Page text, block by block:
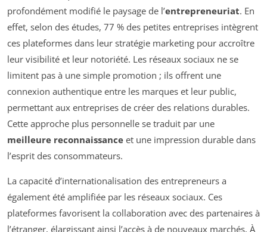
profondément modifié le paysage de l’entrepreneuriat. En
effet, selon des études, 77 % des petites entreprises intègrent
ces plateformes dans leur stratégie marketing pour accroître
leur visibilité et leur notoriété. Les réseaux sociaux ne se
limitent pas à une simple promotion ; ils offrent une
connexion authentique entre les marques et leur public,
permettant aux entreprises de créer des relations durables.
Cette approche plus personnelle se traduit par une
meilleure reconnaissance et une impression durable dans
l’esprit des consommateurs.
La capacité d’internationalisation des entrepreneurs a
également été amplifiée par les réseaux sociaux. Ces
plateformes favorisent la collaboration avec des partenaires à
l’étranger, élargissant ainsi l’accès à de nouveaux marchés. À